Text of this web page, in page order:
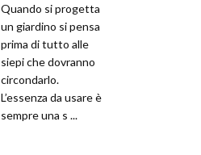
Quando si progetta
un giardino si pensa
prima di tutto alle
siepi che dovranno
circondarlo.
L’essenza da usare è
sempre una s ...